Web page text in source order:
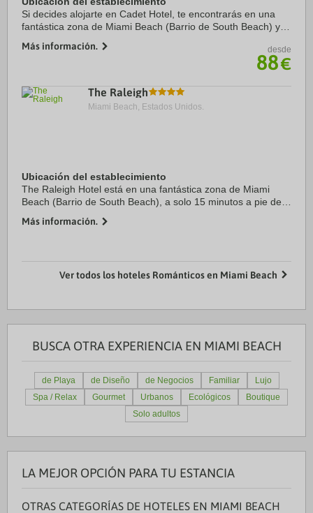
Si decides alojarte en Cadet Hotel, te encontrarás en una
fantástica zona de Miami Beach (Barrio de South Beach) y
y a apenas 3 min a pie de ...
Más información. desde
88€
The Raleigh
Miami Beach, Estados Unidos.
Ubicación del establecimiento
The Raleigh Hotel está en una fantástica zona de Miami
Beach (Barrio de South Beach), a solo 15 minutos a pie de
este hotel de 4 estrellas se encuentra ...
Más información.
Ver todos los hoteles Románticos en Miami Beach
BUSCA OTRA EXPERIENCIA EN MIAMI BEACH
de Playa de Diseño de Negocios Familiar
Lujo
Spa / Relax
Gourmet Urbanos Ecológicos
Boutique
Solo adultos
LA MEJOR OPCIÓN PARA TU ESTANCIA
OTRAS CATEGORÍAS DE HOTELES EN MIAMI BEACH